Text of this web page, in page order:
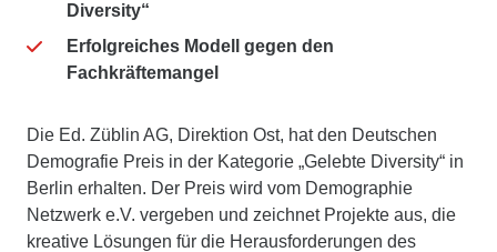
Diversity“
Erfolgreiches Modell gegen den
Fachkräftemangel
Die Ed. Züblin AG, Direktion Ost, hat den Deutschen
Demografie Preis in der Kategorie „Gelebte Diversity“ in
Berlin erhalten. Der Preis wird vom Demographie
Netzwerk e.V. vergeben und zeichnet Projekte aus, die
kreative Lösungen für die Herausforderungen des